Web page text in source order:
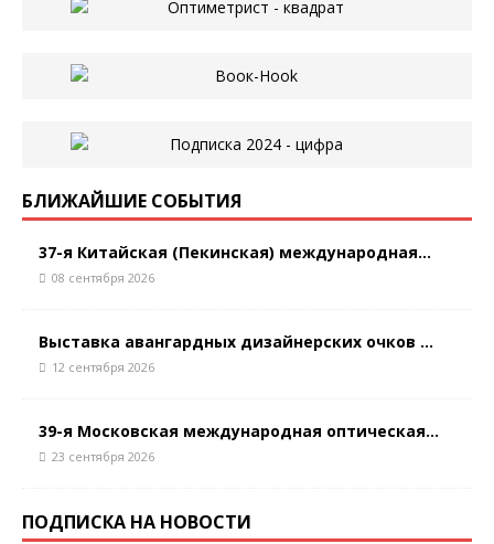
БЛИЖАЙШИЕ СОБЫТИЯ
37-я Китайская (Пекинская) международная...
08 сентября 2026
Выставка авангардных дизайнерских очков ...
12 сентября 2026
39-я Московская международная оптическая...
23 сентября 2026
ПОДПИСКА НА НОВОСТИ